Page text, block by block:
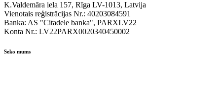
K.Valdemāra iela 157, Rīga LV-1013, Latvija
Vienotais reģistrācijas Nr.: 40203084591
Banka: AS "Citadele banka", PARXLV22
Konta Nr.: LV22PARX0020340450002
Seko mums